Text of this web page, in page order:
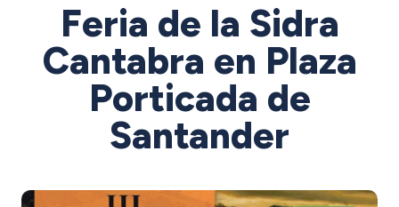
Feria de la Sidra
Cantabra en Plaza
Porticada de
Santander